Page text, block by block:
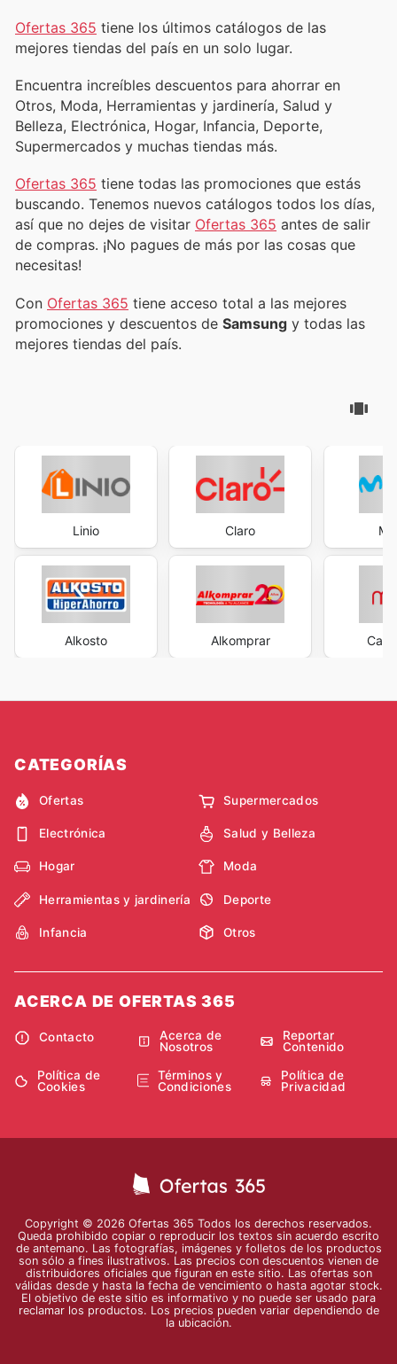
Ofertas 365 tiene los últimos catálogos de las
mejores tiendas del país en un solo lugar.
Encuentra increíbles descuentos para ahorrar en
Otros, Moda, Herramientas y jardinería, Salud y
Belleza, Electrónica, Hogar, Infancia, Deporte,
Supermercados y muchas tiendas más.
Ofertas 365 tiene todas las promociones que estás
buscando. Tenemos nuevos catálogos todos los días,
así que no dejes de visitar Ofertas 365 antes de salir
de compras. ¡No pagues de más por las cosas que
necesitas!
Con Ofertas 365 tiene acceso total a las mejores
promociones y descuentos de Samsung y todas las
mejores tiendas del país.
Linio
Alkosto
Claro
Alkomprar
CATEGORÍAS
Ofertas Supermercados
Electrónica Salud y Belleza
Hogar Moda
Herramientas y jardinería Deporte
Infancia Otros
ACERCA DE OFERTAS 365
Contacto
Acerca de
Nosotros
Reportar
Contenido
Política de
Cookies
Términos y
Condiciones
Política de
Privacidad
Copyright © 2026 Ofertas 365 Todos los derechos reservados.
Queda prohibido copiar o reproducir los textos sin acuerdo escrito
de antemano. Las fotografías, imágenes y folletos de los productos
son sólo a fines ilustrativos. Las precios con descuentos vienen de
distribuidores oficiales que figuran en este sitio. Las ofertas son
válidas desde y hasta la fecha de vencimiento o hasta agotar stock.
El objetivo de este sitio es informativo y no puede ser usado para
reclamar los productos. Los precios pueden variar dependiendo de
la ubicación.